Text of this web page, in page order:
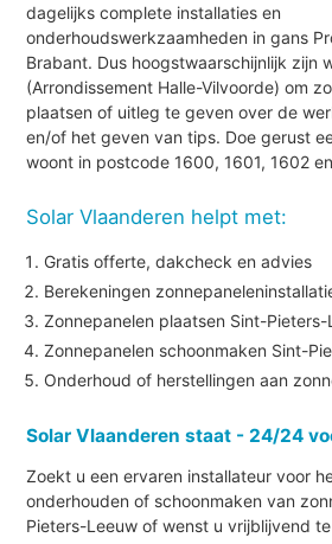
dagelijks complete installaties en
onderhoudswerkzaamheden in gans
Brabant. Dus hoogstwaarschijnlijk zijn
(Arrondissement Halle-Vilvoorde) om
plaatsen of uitleg te geven over de
en/of het geven van tips. Doe gerust
woont in postcode 1600, 1601, 1602
Solar Vlaanderen helpt met:
Gratis offerte, dakcheck en advies
Berekeningen
Zonnepanelen plaatsen Sint-Pieters-
Zonnepanelen schoonmaken Sint-
Onderhoud of herstellingen aan
Solar Vlaanderen staat - 24/24
Zoekt u een ervaren installateur voor
onderhouden of schoonmaken van
Pieters-Leeuw of wenst u vrijblijvend